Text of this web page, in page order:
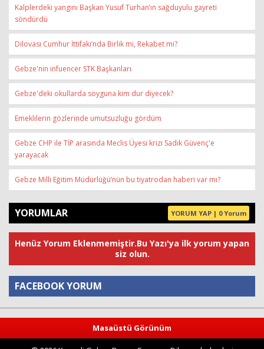
Kalplerdeki yangını Başkan Yusuf Turhan’ın sağduyulu gayreti
söndürdü
Dilovası Cumhur İttifakı’nda Birlik mi, Rekabet mi?
Gebze'nin infuencer STK Başkanları
Gebze'deki okullarda soyguna kim dur diyecek?
Emeklilerin gözlerinde umutsuzluğu gördüm
Gebze CHP ile TİP arasında Meclis Üyesi krizi Sadık Güvenç'e
yarayacak
Gebze Milli Eğitim Müdürlüğü’nün bu tiyatrodan haberi var mı?
YORUMLAR YORUM YAP | 0 Yorum
Henüz Yorum Eklenmemiştir.Bu Yazı'ya ilk yorum yapan
siz olun.
FACEBOOK YORUM
Masaüstü Görünüm